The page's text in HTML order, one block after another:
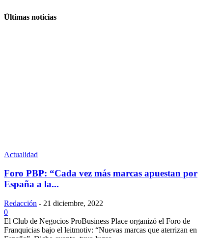
Últimas noticias
Actualidad
Foro PBP: “Cada vez más marcas apuestan por
España a la...
Redacción - 21 diciembre, 2022
0
El Club de Negocios ProBusiness Place organizó el Foro de
Franquicias bajo el leitmotiv: “Nuevas marcas que aterrizan en